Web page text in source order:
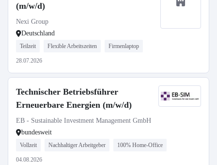
(m/w/d)
Nexi Group
Deutschland
Teilzeit Flexible Arbeitszeiten Firmenlaptop
28.07.2026
Technischer Betriebsführer
Erneuerbare Energien (m/w/d)
EB - Sustainable Investment Management GmbH
bundesweit
Vollzeit Nachhaltiger Arbeitgeber 100% Home-Office
04.08.2026